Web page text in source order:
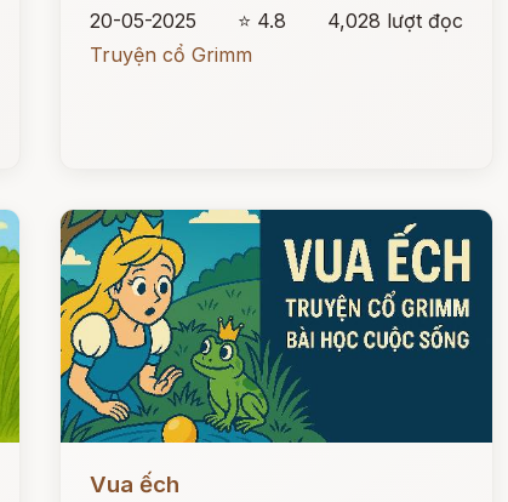
20-05-2025
⭐ 4.8
4,028 lượt đọc
Truyện cổ Grimm
Đọc ngay
Vua ếch